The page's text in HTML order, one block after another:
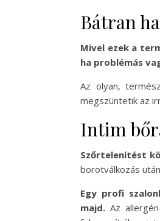
Bátran
Mivel ezek a
ha problémás
Az olyan,
megszüntetik az
Intim
Szőrtelenítést
borotválkozás
Egy profi
majd. Az